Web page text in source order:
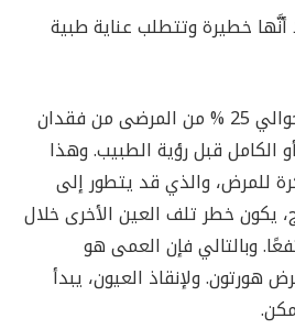
خطيرة وتتطلب عناية طبية
ـــ تلف العين … يعاني حوالي 25 % من المرضى من فقدان
الكامل قبل رؤية الطبيب. وهذا
للمرض، والذي قد يتطور إلى
يكون خطر تلف العين الأخرى خلال
وبالتالي فإن العمى هو
هورتون. ولإنقاذ العيون، يبدأ